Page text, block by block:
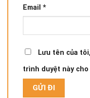
Email *
Lưu tên của
trình duyệt này